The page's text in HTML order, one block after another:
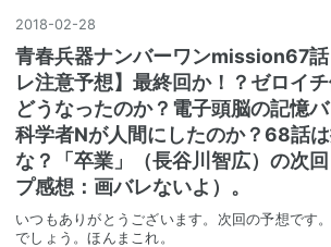
2018-02-28
青春兵器ナンバーワンmission67
レ注意予想】最終回か！？ゼロイ
どうなったのか？電子頭脳の記憶
科学者Nが人間にしたのか？68話
な？「卒業」（長谷川智広）の次
プ感想：画バレないよ）。
いつもありがとうございます。次回の予想です
でしょう。ほんまこれ。